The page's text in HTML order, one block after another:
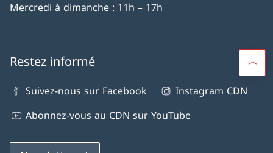
Mercredi à dimanche : 11h – 17h
Restez informé
Suivez-nous sur Facebook
Instagram CDN
Abonnez-vous au CDN sur YouTube